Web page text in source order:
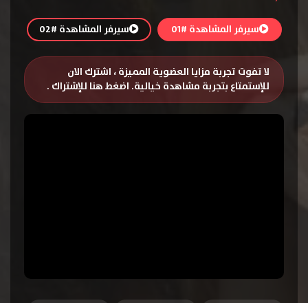
سيرفر المشاهدة #01 سيرفر المشاهدة #02
لا تفوت تجربة مزايا العضوية المميزة ، اشترك الان
للإستمتاع بتجربة مشاهدة خيالية. اضغط هنا للإشتراك .